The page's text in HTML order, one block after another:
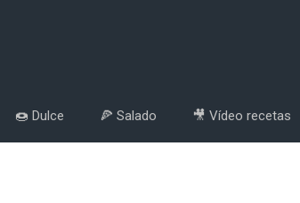
🍩 Dulce 🍕 Salado 🎥 Vídeo recetas